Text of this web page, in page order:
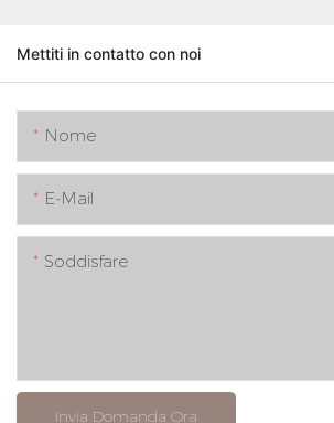
Mettiti in contatto con noi
Nome
E-Mail
Soddisfare
Invia Domanda Ora